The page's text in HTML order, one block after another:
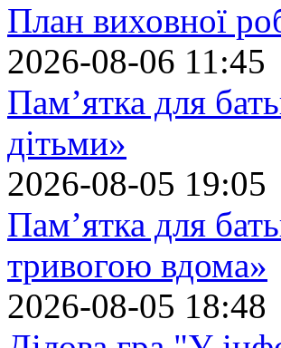
План виховної
2026-08-06 11:45
Пам’ятка для
дітьми»
2026-08-05 19:05
Пам’ятка для
тривогою вдома»
2026-08-05 18:48